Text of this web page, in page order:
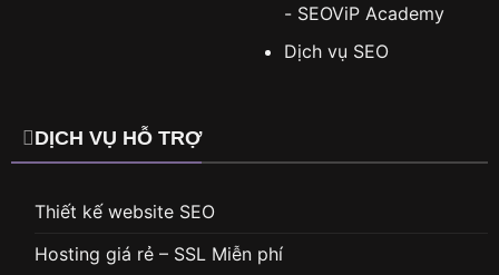
- SEOViP Academy
Dịch vụ SEO
DỊCH VỤ HỖ TRỢ
Thiết kế website SEO
Hosting giá rẻ – SSL Miễn phí